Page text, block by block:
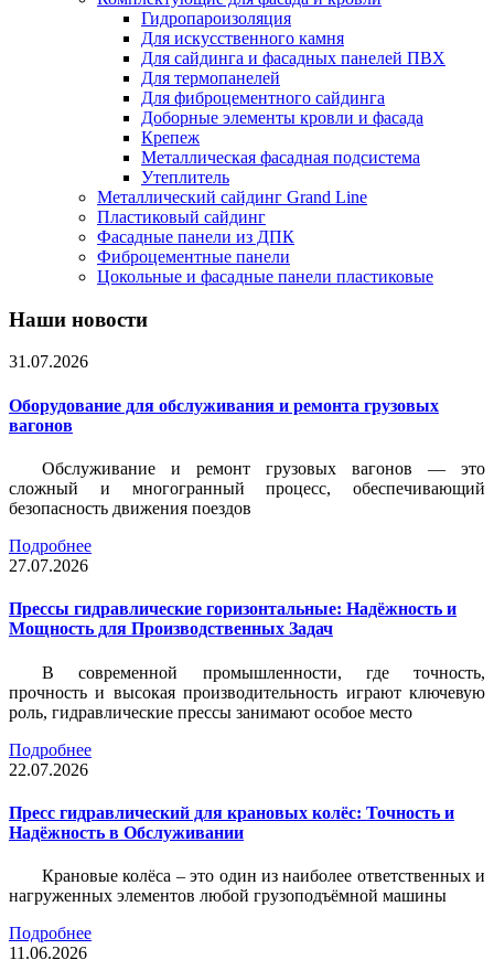
Гидропароизоляция
Для искусственного камня
Для сайдинга и фасадных панелей ПВХ
Для термопанелей
Для фиброцементного сайдинга
Доборные элементы кровли и фасада
Крепеж
Металлическая фасадная подсистема
Утеплитель
Металлический сайдинг Grand Line
Пластиковый сайдинг
Фасадные панели из ДПК
Фиброцементные панели
Цокольные и фасадные панели пластиковые
Наши новости
31.07.2026
Оборудование для обслуживания и ремонта грузовых
вагонов
Обслуживание и ремонт грузовых вагонов — это
сложный и многогранный процесс, обеспечивающий
безопасность движения поездов
Подробнее
27.07.2026
Прессы гидравлические горизонтальные: Надёжность и
Мощность для Производственных Задач
В современной промышленности, где точность,
прочность и высокая производительность играют ключевую
роль, гидравлические прессы занимают особое место
Подробнее
22.07.2026
Пресс гидравлический для крановых колёс: Точность и
Надёжность в Обслуживании
Крановые колёса – это один из наиболее ответственных и
нагруженных элементов любой грузоподъёмной машины
Подробнее
11.06.2026